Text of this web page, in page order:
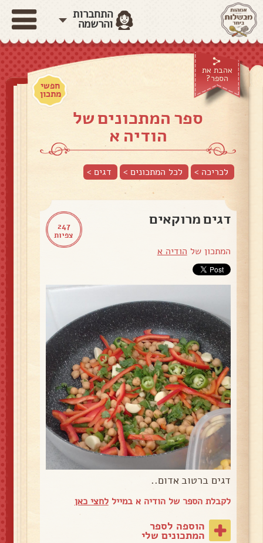
התחברות
והרשמה
אהבת את
הספר?
חפשי
מתכון
ספר המתכונים של
הודיה א
לכריכה > לכל המתכונים > דגים>
247
צפיות
דגים מרוקאים
המתכון של הודיה א
דגים ברטוב אדום..
לקבלת הספר של הודיה א במייללחצי כאן
הוספה לספר
המתכונים שלי